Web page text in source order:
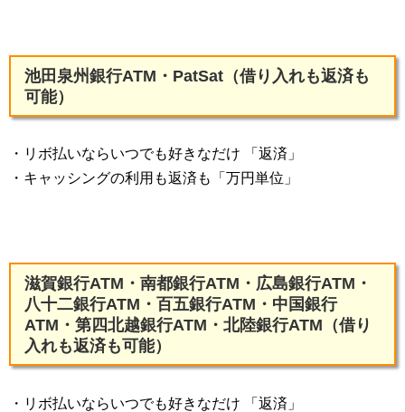
池田泉州銀行ATM・PatSat（借り入れも返済も
可能）
・リボ払いならいつでも好きなだけ 「返済」
・キャッシングの利用も返済も「万円単位」
滋賀銀行ATM・南都銀行ATM・広島銀行ATM・
八十二銀行ATM・百五銀行ATM・中国銀行
ATM・第四北越銀行ATM・北陸銀行ATM（借り
入れも返済も可能）
・リボ払いならいつでも好きなだけ 「返済」